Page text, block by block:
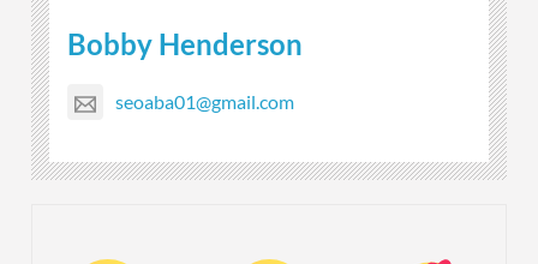
Bobby Henderson
seoaba01@gmail.com